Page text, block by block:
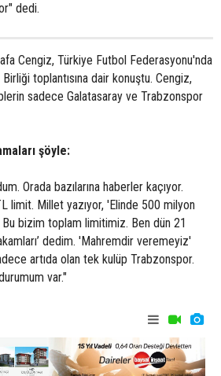
dedi.
Cengiz, Türkiye Futbol Federasyonu'nda
toplantısına dair konuştu. Cengiz,
sadece Galatasaray ve Trabzonspor
şöyle:
Orada bazılarına haberler kaçıyor.
limit. Millet yazıyor, 'Elinde 500 milyon
bizim toplam limitimiz. Ben dün 21
dedim. 'Mahremdir veremeyiz'
artıda olan tek kulüp Trabzonspor.
var."